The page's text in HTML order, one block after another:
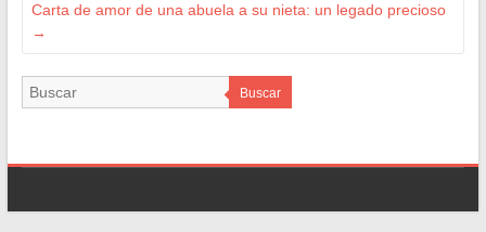
Carta de amor de una abuela a su nieta: un legado precioso
→
Buscar